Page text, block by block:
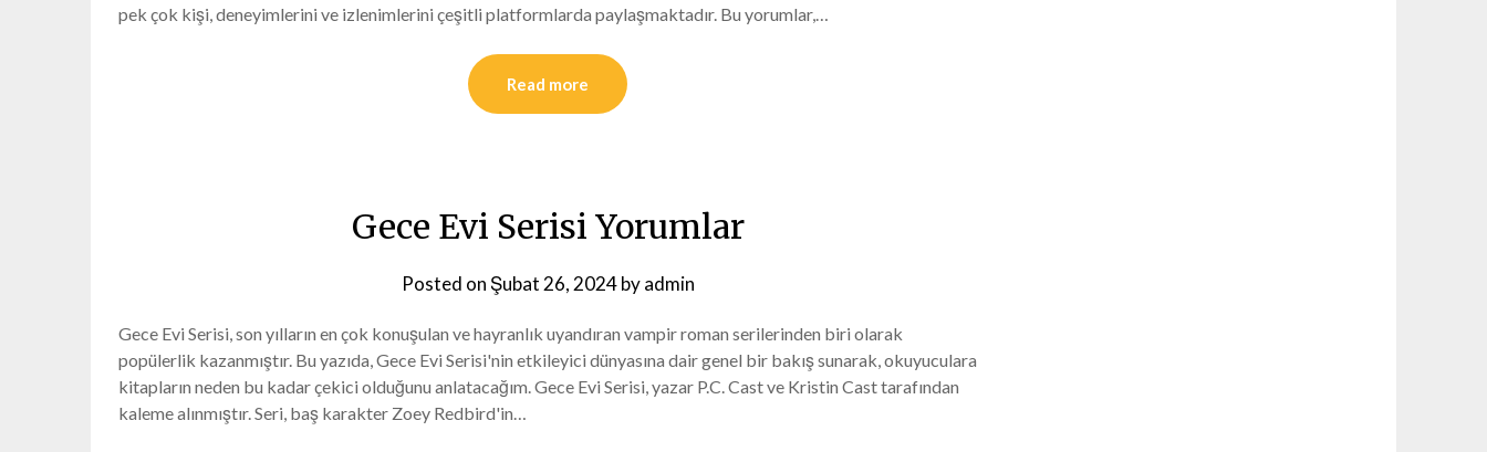
pek çok kişi, deneyimlerini ve izlenimlerini çeşitli platformlarda paylaşmaktadır. Bu yorumlar,…
Read more
Gece Evi Serisi Yorumlar
Posted on Şubat 26, 2024byadmin
Gece Evi Serisi, son yılların en çok konuşulan ve hayranlık uyandıran vampir roman serilerinden biri olarak
popülerlik kazanmıştır. Bu yazıda, Gece Evi Serisi'nin etkileyici dünyasına dair genel bir bakış sunarak, okuyuculara
kitapların neden bu kadar çekici olduğunu anlatacağım. Gece Evi Serisi, yazar P.C. Cast ve Kristin Cast tarafından
kaleme alınmıştır. Seri, baş karakter Zoey Redbird'in…